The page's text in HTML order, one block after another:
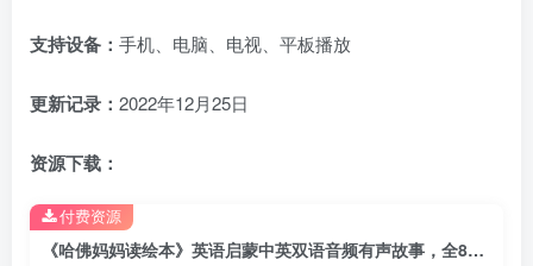
支持设备： 手机、电脑、电视、平板播放
更新记录： 2022年12月25日
资源下载：
《哈佛妈妈读绘本》英语启蒙中英双语音频有声故事，全85集音频MP3, 百度网盘下载！
付费资源